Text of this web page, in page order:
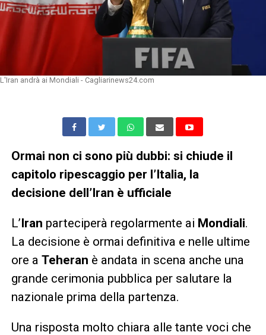
L'Iran andrà ai Mondiali - Cagliarinews24.com
Ormai non ci sono più dubbi: si chiude il
capitolo ripescaggio per l’Italia, la
decisione dell’Iran è ufficiale
L’Iran parteciperà regolarmente ai Mondiali.
La decisione è ormai definitiva e nelle ultime
ore a Teheran è andata in scena anche una
grande cerimonia pubblica per salutare la
nazionale prima della partenza.
Una risposta molto chiara alle tante voci che